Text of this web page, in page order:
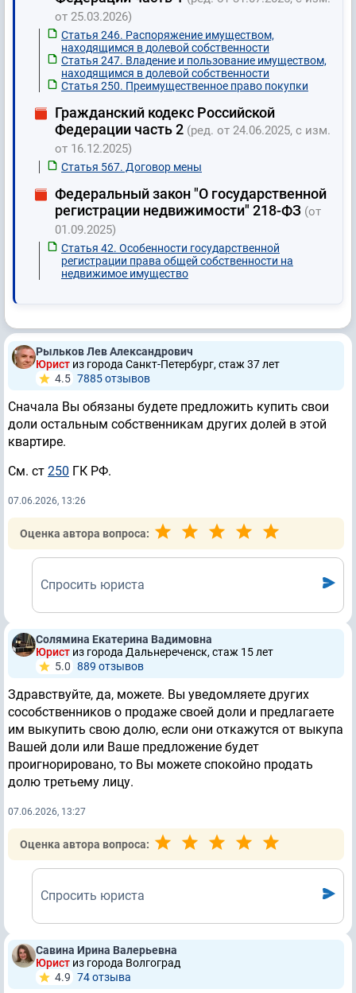
от 25.03.2026)
Статья 246. Распоряжение имуществом,
находящимся в долевой собственности
Статья 247. Владение и пользование имуществом,
находящимся в долевой собственности
Статья 250. Преимущественное право покупки
Гражданский кодекс Российской
Федерации часть 2 (ред. от 24.06.2025, с изм.
от 16.12.2025)
Статья 567. Договор мены
Федеральный закон "О государственной
регистрации недвижимости" 218-ФЗ (от
01.09.2025)
Статья 42. Особенности государственной
регистрации права общей собственности на
недвижимое имущество
Рыльков Лев Александрович
Юрист из города Санкт-Петербург, стаж 37 лет
4.5 7885 отзывов
Сначала Вы обязаны будете предложить купить свои
доли остальным собственникам других долей в этой
квартире.
См. ст 250 ГК РФ.
07.06.2026, 13:26
Оценка автора вопроса:
Спросить юриста
Солямина Екатерина Вадимовна
Юрист из города Дальнереченск, стаж 15 лет
5.0 889 отзывов
Здравствуйте, да, можете. Вы уведомляете других
сособственников о продаже своей доли и предлагаете
им выкупить свою долю, если они откажутся от выкупа
Вашей доли или Ваше предложение будет
проигнорировано, то Вы можете спокойно продать
долю третьему лицу.
07.06.2026, 13:27
Оценка автора вопроса:
Спросить юриста
Савина Ирина Валерьевна
Юрист из города Волгоград
4.9 74 отзывa